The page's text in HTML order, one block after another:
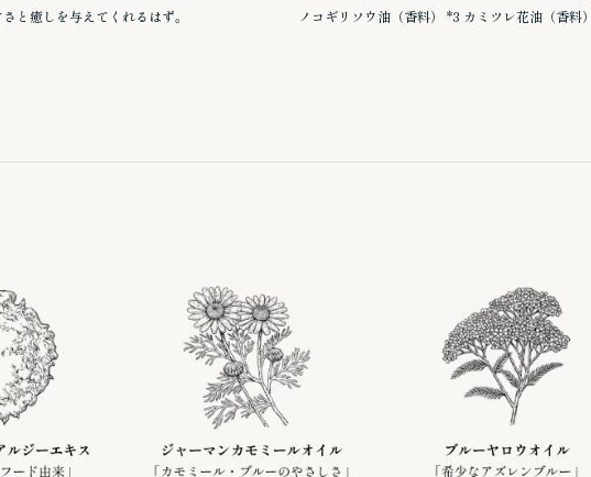
と癒しを与えてくれるはず。
ノコギリソウ油（香料） *3 カミツレ花油（香料）